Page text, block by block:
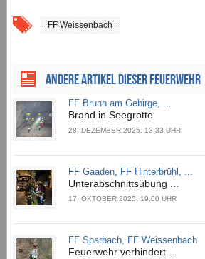
FF Weissenbach
ANDERE ARTIKEL DIESER FEUERWEHR
FF Brunn am Gebirge, ...
Brand in Seegrotte
28. DEZEMBER 2025, 13:33 UHR
FF Gaaden, FF Hinterbrühl, ...
Unterabschnittsübung ...
17. OKTOBER 2025, 19:00 UHR
FF Sparbach, FF Weissenbach
Feuerwehr verhindert ...